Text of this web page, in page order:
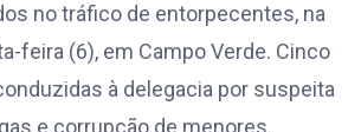
no tráfico de entorpecentes, na
feira (6), em Campo Verde. Cinco
à delegacia por suspeita